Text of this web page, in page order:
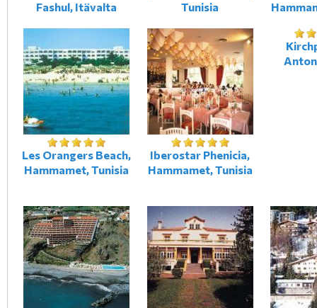
Fashul, Itävalta
Tunisia
Les Orangers Beach,
Hammamet, Tunisia
Iberostar Phenicia,
Hammamet, Tunisia